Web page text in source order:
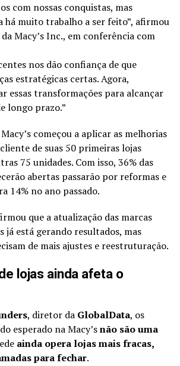
com nossas conquistas, mas
há muito trabalho a ser feito”, afirmou
Macy’s Inc., em conferência com
nos dão confiança de que
estratégicas certas. Agora,
essas transformações para alcançar
longo prazo.”
começou a aplicar as melhorias
de suas 50 primeiras lojas
75 unidades. Com isso, 36% das
abertas passarão por reformas e
14% no ano passado.
que a atualização das marcas
já está gerando resultados, mas
de mais ajustes e reestruturação.
lojas ainda afeta o
, diretor da GlobalData, os
esperado na Macy’snão são uma
ainda opera lojas mais fracas,
para fechar.